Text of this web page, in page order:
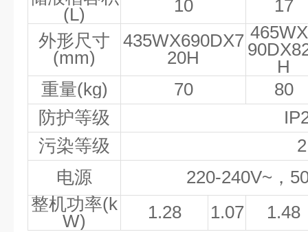
(L)
10
17
外形尺寸
(mm)
435WX690DX7
20H
H
重量(kg) 70
80
防护等级
污染等级
2
电源
220-240V~ ，
整机功率(k
W)
1.28 1.07 1.48